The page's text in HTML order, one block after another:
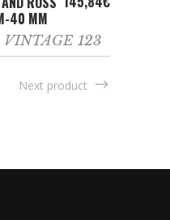
40 MM
VINTAGE 123
Next product